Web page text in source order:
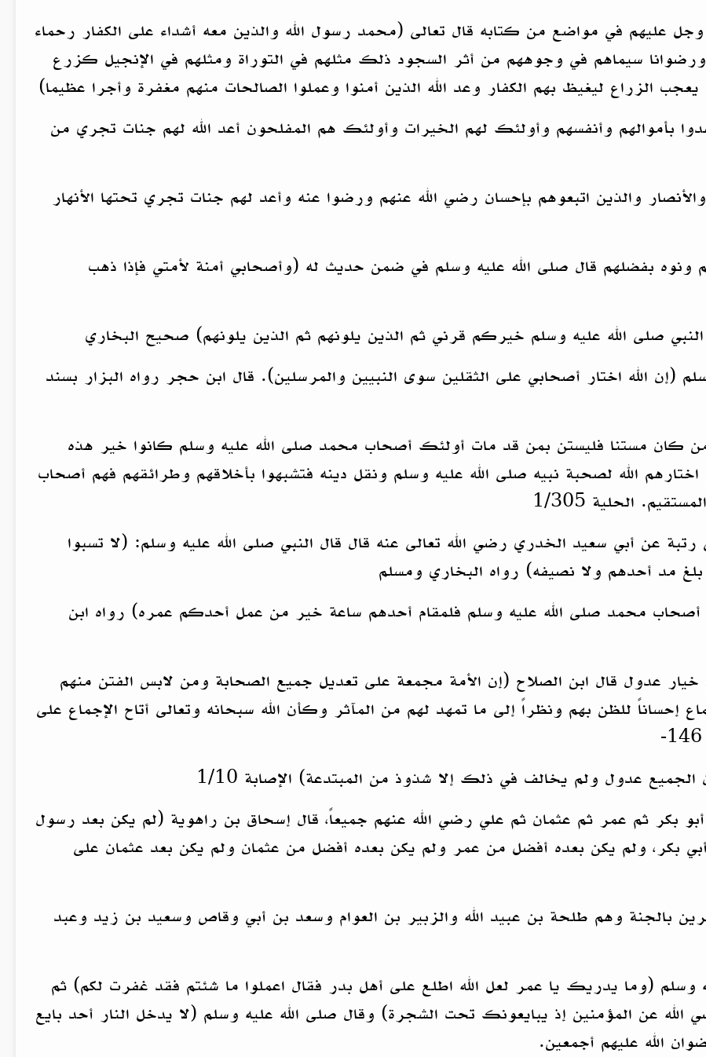
عليهم في مواضع من كتابه قال تعالى (محمد رسول الله والذين معه أشداء على الكفار رحماء
سيماهم في وجوههم من أثر السجود ذلك مثلهم في التوراة ومثلهم في الإنجيل كزرع
الزراع ليغيظ بهم الكفار وعد الله الذين أمنوا وعملوا الصالحات منهم مغفرة وأجرا عظيما)
بأموالهم وأنفسهم وأولئك لهم الخيرات وأولئك هم المفلحون أعد الله لهم جنات تجري من
والذين اتبعوهم بإحسان رضي الله عنهم ورضوا عنه وأعد لهم جنات تجري تحتها الأنهار
ونوه بفضلهم قال صلى الله عليه وسلم في ضمن حديث له (وأصحابي أمنة لأمتي فإذا ذهب
صلى الله عليه وسلم خيركم قرني ثم الذين يلونهم ثم الذين يلونهم) صحيح البخاري
(إن الله اختار أصحابي على الثقلين سوى النبيين والمرسلين). قال ابن حجر رواه البزار بسند
كان مستنا فليستن بمن قد مات أولئك أصحاب محمد صلى الله عليه وسلم كانوا خير هذه
اختارهم الله لصحبة نبيه صلى الله عليه وسلم ونقل دينه فتشبهوا بأخلاقهم وطرائقهم فهم أصحاب
الحلية 1/305
عن أبي سعيد الخدري رضي الله تعالى عنه قال قال النبي صلى الله عليه وسلم: (لا تسبوا
مد أحدهم ولا نصيفه) رواه البخاري ومسلم
أصحاب محمد صلى الله عليه وسلم فلمقام أحدهم ساعة خير من عمل أحدكم عمره) رواه ابن
عدول قال ابن الصلاح (إن الأمة مجمعة على تعديل جميع الصحابة ومن لابس الفتن منهم
إحساناً للظن بهم ونظراً إلى ما تمهد لهم من المآثر وكأن الله سبحانه وتعالى أتاح الإجماع على
عدول ولم يخالف في ذلك إلا شذوذ من المبتدعة) الإصابة 1/10
بكر ثم عمر ثم عثمان ثم علي رضي الله عنهم جميعاً، قال إسحاق بن راهوية (لم يكن بعد رسول
بكر، ولم يكن بعده أفضل من عمر ولم يكن بعده أفضل من عثمان ولم يكن بعد عثمان على
بالجنة وهم طلحة بن عبيد الله والزبير بن العوام وسعد بن أبي وقاص وسعيد بن زيد وعبد
وسلم (وما يدريك يا عمر لعل الله اطلع على أهل بدر فقال اعملوا ما شئتم فقد غفرت لكم) ثم
الله عن المؤمنين إذ يبايعونك تحت الشجرة) وقال صلى الله عليه وسلم (لا يدخل النار أحد بايع
الله عليهم أجمعين.